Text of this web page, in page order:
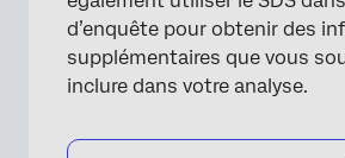
d’enquête pour obtenir des
supplémentaires que vous
inclure dans votre analyse.